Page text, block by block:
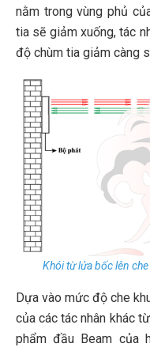
nằm trong vùng phủ
tia sẽ giảm xuống, tác
độ chùm tia giảm càng
Khói từ lửa bốc lên
Dựa vào mức độ che
của các tác nhân khác
phẩm đầu Beam của